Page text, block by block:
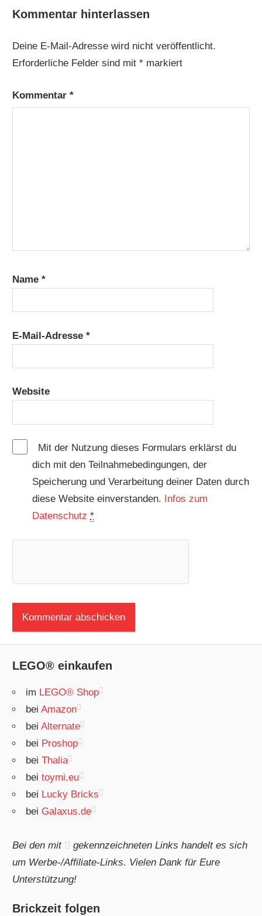
Kommentar hinterlassen
Deine E-Mail-Adresse wird nicht veröffentlicht.
Erforderliche Felder sind mit* markiert
Kommentar*
Name*
E-Mail-Adresse*
Website
Mit der Nutzung dieses Formulars erklärst du
dich mit den Teilnahmebedingungen, der
Speicherung und Verarbeitung deiner Daten durch
diese Website einverstanden.
Infos zum
Datenschutz *
LEGO® einkaufen
im LEGO® Shop
beiAmazon
beiAlternate
bei Proshop
beiThalia
beitoymi.eu
bei Lucky Bricks
bei Galaxus.de
Bei den mit
gekennzeichneten Links handelt es sich
um Werbe-/Affiliate-Links. Vielen Dank für Eure
Unterstützung!
Brickzeit folgen